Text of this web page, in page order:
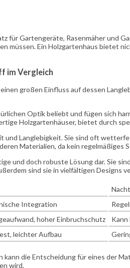
für Gartengeräte, Rasenmäher und
müssen. Ein Holzgartenhaus bietet
im Vergleich
großen Einfluss auf dessen
Optik beliebt und fügen sich
Holzgartenhäuser, bietet durch
Langlebigkeit. Sie sind oft
Materialien, da kein regelmäßiges
und doch robuste Lösung dar. Sie
sind sie in vielfältigen Designs
Integration
hoher Einbruchschutz
leichter Aufbau
kann die Entscheidung für eines der
wird.